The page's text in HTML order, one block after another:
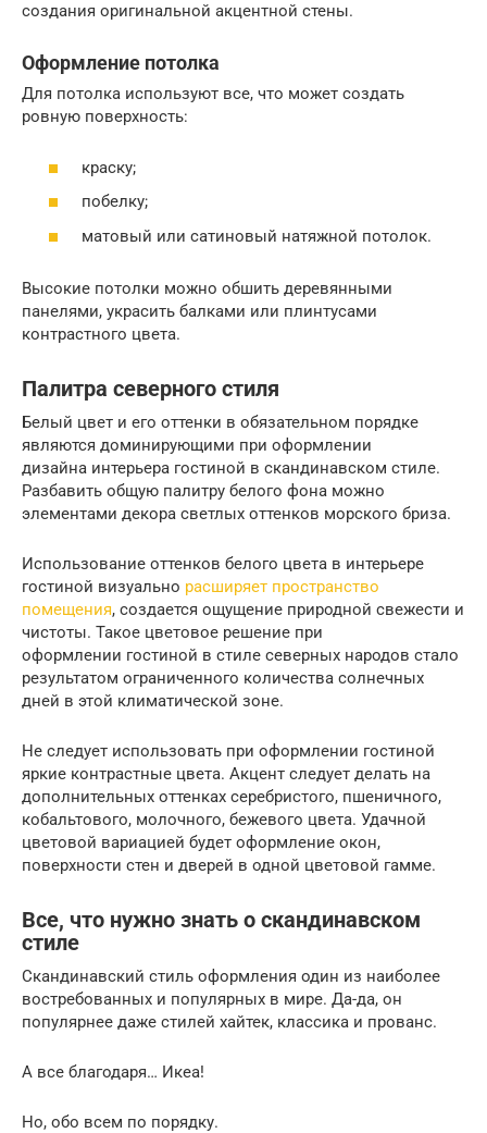
создания оригинальной акцентной стены.
Оформление потолка
Для потолка используют все, что может создать
ровную поверхность:
краску;
побелку;
матовый или сатиновый натяжной потолок.
Высокие потолки можно обшить деревянными
панелями, украсить балками или плинтусами
контрастного цвета.
Палитра северного стиля
Белый цвет и его оттенки в обязательном порядке
являются доминирующими при оформлении
дизайна интерьера гостиной в скандинавском стиле.
Разбавить общую палитру белого фона можно
элементами декора светлых оттенков морского бриза.
Использование оттенков белого цвета в интерьере
гостиной визуально расширяет пространство
помещения, создается ощущение природной свежести и
чистоты. Такое цветовое решение при
оформлении гостиной в стиле северных народов стало
результатом ограниченного количества солнечных
дней в этой климатической зоне.
Не следует использовать при оформлении гостиной
яркие контрастные цвета. Акцент следует делать на
дополнительных оттенках серебристого, пшеничного,
кобальтового, молочного, бежевого цвета. Удачной
цветовой вариацией будет оформление окон,
поверхности стен и дверей в одной цветовой гамме.
Все, что нужно знать о скандинавском
стиле
Скандинавский стиль оформления один из наиболее
востребованных и популярных в мире. Да-да, он
популярнее даже стилей хайтек, классика и прованс.
А все благодаря… Икеа!
Но, обо всем по порядку.